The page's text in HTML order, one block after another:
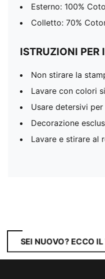
Esterno: 100%
Colletto: 70%
ISTRUZIONI PER
Non stirare la
Lavare con colori
Usare detersivi
Decorazione
Lavare e stirare al
SEI NUOVO? ECCO